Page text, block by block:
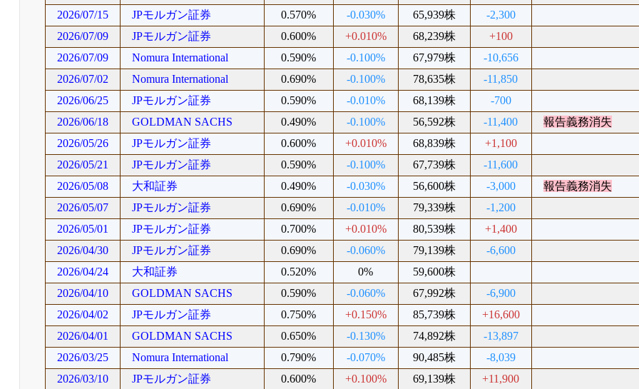
2026/07/15
JPモルガン証券 0.570% -0.030% 65,939株
-2,300
2026/07/09
JPモルガン証券 0.600% +0.010% 68,239株
+100
2026/07/09
Nomura International 0.590% -0.100% 67,979株
-10,656
2026/07/02
Nomura International 0.690% -0.100% 78,635株
-11,850
2026/06/25
JPモルガン証券 0.590% -0.010% 68,139株
-700
2026/06/18
GOLDMAN SACHS 0.490% -0.100% 56,592株 -11,400
報告義務消失
2026/05/26
JPモルガン証券 0.600% +0.010% 68,839株
+1,100
2026/05/21
JPモルガン証券 0.590% -0.100% 67,739株
-11,600
2026/05/08
大和証券 0.490% -0.030% 56,600株 -3,000
報告義務消失
2026/05/07
JPモルガン証券 0.690% -0.010% 79,339株
-1,200
2026/05/01
JPモルガン証券 0.700% +0.010% 80,539株
+1,400
2026/04/30
JPモルガン証券 0.690% -0.060% 79,139株
-6,600
2026/04/24
大和証券 0.520% 0%
59,600株
2026/04/10
GOLDMAN SACHS 0.590% -0.060% 67,992株
-6,900
2026/04/02
JPモルガン証券 0.750% +0.150% 85,739株
+16,600
2026/04/01
GOLDMAN SACHS 0.650% -0.130% 74,892株
-13,897
2026/03/25
Nomura International 0.790% -0.070% 90,485株
-8,039
2026/03/10
JPモルガン証券 0.600% +0.100% 69,139株
+11,900